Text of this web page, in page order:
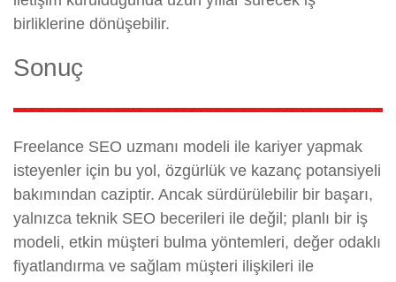
birliklerine dönüşebilir.
Sonuç
Freelance SEO uzmanı modeli ile kariyer yapmak
isteyenler için bu yol, özgürlük ve kazanç potansiyeli
bakımından caziptir. Ancak sürdürülebilir bir başarı,
yalnızca teknik SEO becerileri ile değil; planlı bir iş
modeli, etkin müşteri bulma yöntemleri, değer odaklı
fiyatlandırma ve sağlam müşteri ilişkileri ile